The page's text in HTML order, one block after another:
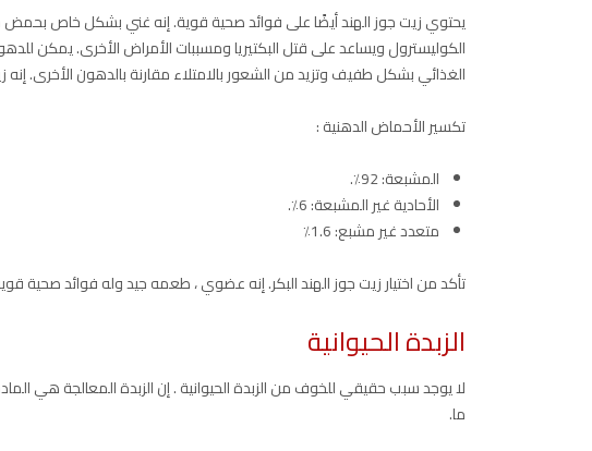
يحتوي زيت جوز الهند أيضًا على فوائد صحية قوية. إنه غني بشكل خاص
الكوليسترول ويساعد على قتل البكتيريا ومسببات الأمراض الأخرى. يمكن
الغذائي بشكل طفيف وتزيد من الشعور بالامتلاء مقارنة بالدهون الأخرى.
تكسير الأحماض الدهنية :
المشبعة: 92٪.
الأحادية غير المشبعة: 6٪.
متعدد غير مشبع: 1.6٪
تأكد من اختيار زيت جوز الهند البكر. إنه عضوي ، طعمه جيد وله فوائد صحية
الزبدة الحيوانية
لا يوجد سبب حقيقي للخوف من الزبدة الحيوانية . إن الزبدة المعالجة هي
ما.